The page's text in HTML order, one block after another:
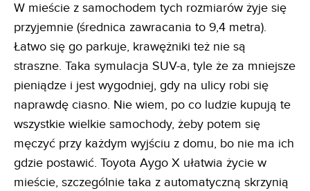
W mieście z samochodem tych rozmiarów żyje się
przyjemnie (średnica zawracania to 9,4 metra).
Łatwo się go parkuje, krawężniki też nie są
straszne. Taka symulacja SUV-a, tyle że za mniejsze
pieniądze i jest wygodniej, gdy na ulicy robi się
naprawdę ciasno. Nie wiem, po co ludzie kupują te
wszystkie wielkie samochody, żeby potem się
męczyć przy każdym wyjściu z domu, bo nie ma ich
gdzie postawić. Toyota Aygo X ułatwia życie w
mieście, szczególnie taka z automatyczną skrzynią